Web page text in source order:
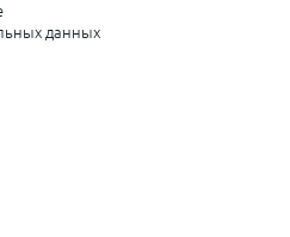
область
данных